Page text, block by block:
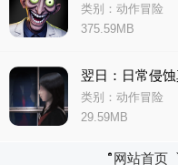
类别：动作冒险
375.59MB
翌日：日常侵
类别：动作冒险
29.59MB
网站首页